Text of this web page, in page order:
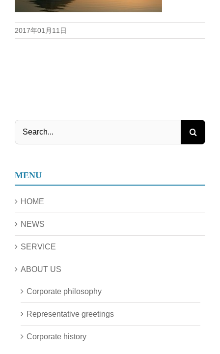
2017年01月11日
Search
MENU
HOME
NEWS
SERVICE
ABOUT US
Corporate philosophy
Representative greetings
Corporate history